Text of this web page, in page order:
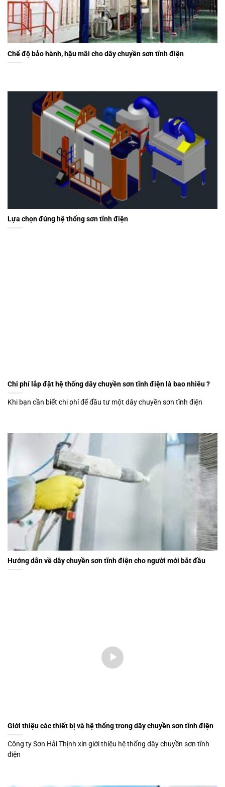
Chế độ bảo hành, hậu mãi cho dây chuyền sơn tĩnh điện
Lựa chọn đúng hệ thống sơn tĩnh điện
Chi phí lắp đặt hệ thống dây chuyền sơn tĩnh điện là bao nhiêu ?
Khi bạn cần biết chi phí để đầu tư một dây chuyền sơn tĩnh điện
Hướng dẫn về dây chuyền sơn tĩnh điện cho người mới bắt đầu
Giới thiệu các thiết bị và hệ thống trong dây chuyền sơn tĩnh điện
Công ty Sơn Hải Thịnh xin giới thiệu hệ thống dây chuyền sơn tĩnh
điện